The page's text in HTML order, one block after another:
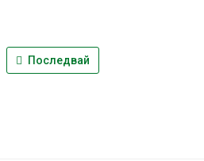
Последвай